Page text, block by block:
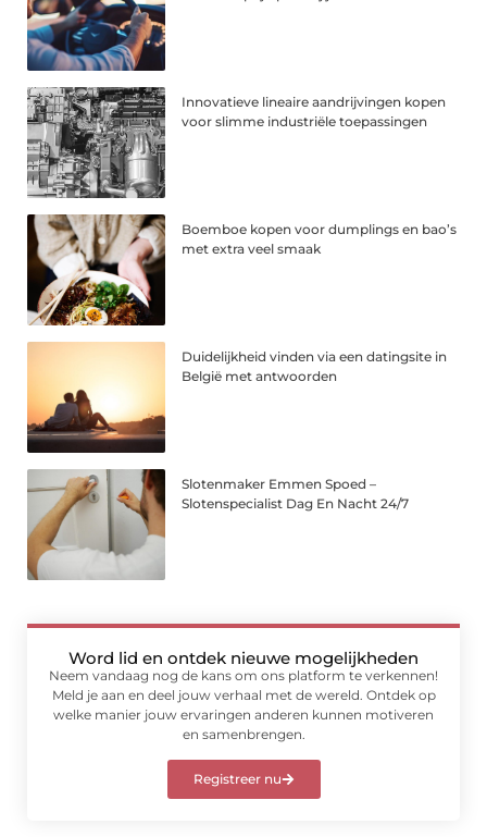
Innovatieve lineaire aandrijvingen kopen
voor slimme industriële toepassingen
Boemboe kopen voor dumplings en bao’s
met extra veel smaak
Duidelijkheid vinden via een datingsite in
België met antwoorden
Slotenmaker Emmen Spoed –
Slotenspecialist Dag En Nacht 24/7
Word lid en ontdek nieuwe mogelijkheden
Neem vandaag nog de kans om ons platform te verkennen!
Meld je aan en deel jouw verhaal met de wereld. Ontdek op
welke manier jouw ervaringen anderen kunnen motiveren
en samenbrengen.
Registreer nu